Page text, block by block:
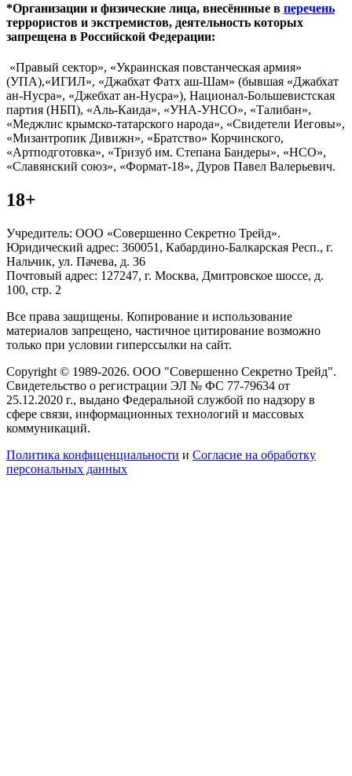
*Организации и физические лица, внесённные в перечень
террористов и экстремистов, деятельность которых
запрещена в Российской Федерации:
«Правый сектор», «Украинская повстанческая армия»
(УПА),«ИГИЛ», «Джабхат Фатх аш-Шам» (бывшая «Джабхат
ан-Нусра», «Джебхат ан-Нусра»), Национал-Большевистская
партия (НБП), «Аль-Каида», «УНА-УНСО», «Талибан»,
«Меджлис крымско-татарского народа», «Свидетели Иеговы»,
«Мизантропик Дивижн», «Братство» Корчинского,
«Артподготовка», «Тризуб им. Степана Бандеры», «НСО»,
«Славянский союз», «Формат-18», Дуров Павел Валерьевич.
18+
Учредитель: ООО «Совершенно Секретно Трейд».
Юридический адрес: 360051, Кабардино-Балкарская Респ., г.
Нальчик, ул. Пачева, д. 36
Почтовый адрес: 127247, г. Москва, Дмитровское шоссе, д.
100, стр. 2
Все права защищены. Копирование и использование
материалов запрещено, частичное цитирование возможно
только при условии гиперссылки на сайт.
Copyright © 1989-2026. ООО "Совершенно Секретно Трейд".
Свидетельство о регистрации ЭЛ № ФС 77-79634 от
25.12.2020 г., выдано Федеральной службой по надзору в
сфере связи, информационных технологий и массовых
коммуникаций.
Политика конфиценциальности и Согласие на обработку
персональных данных